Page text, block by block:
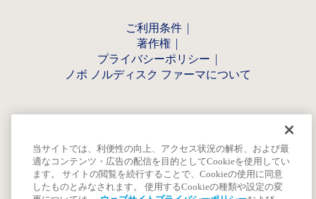
ご利用条件
著作権
プライバシーポリシー
ノボ ノルディスク ファーマについて
当サイトでは、利便性の向上、アクセス状況の解析、および最
適なコンテンツ・広告の配信を目的としてCookieを使用してい
ます。 サイトの閲覧を続行することで、Cookieの使用に同意
したものとみなされます。 使用するCookieの種類や設定の変